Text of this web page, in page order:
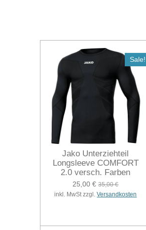
Sale!
Jako Unterziehteil
Longsleeve COMFORT
2.0 versch. Farben
25,00 € 35,00 €
inkl. MwSt zzgl.Versandkosten